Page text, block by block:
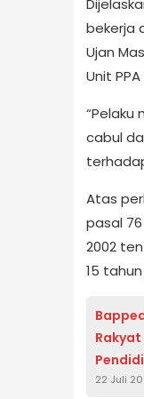
bekerja
Ujan
Unit
“Pelaku
cabul
Atas
pasal
2002
15
22 Juli